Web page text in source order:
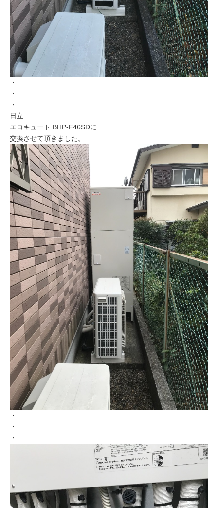
・
・
・
日立
エコキュート BHP-F46SDに
交換させて頂きました。
・
・
・